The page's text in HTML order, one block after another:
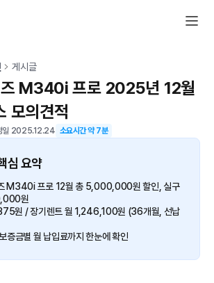
게시글
M340i 프로 2025년 12월
모의견적
일 2025.12.24 소요시간 약7분
심 요약
M340i 프로 12월 총 5,000,000원 할인, 실구
원
원 / 장기렌트 월 1,246,100원 (36개월, 선납
증금별 월 납입료까지 한눈에 확인